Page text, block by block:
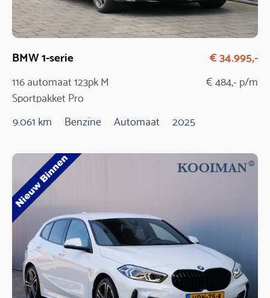
BMW 1-serie
116 automaat 123pk M
Sportpakket Pro
€ 34.995,-
€ 484,- p/m
9.061 km Benzine Automaat 2025